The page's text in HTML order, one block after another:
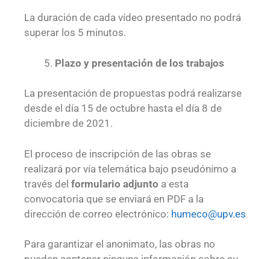
La duración de cada vídeo presentado no podrá
superar los 5 minutos.
Plazo y presentación de los trabajos
La presentación de propuestas podrá realizarse
desde el día 15 de octubre hasta el día 8 de
diciembre de 2021.
El proceso de inscripción de las obras se
realizará por vía telemática bajo pseudónimo a
través del formulario adjunto a esta
convocatoria que se enviará en PDF a la
dirección de correo electrónico: humeco@upv.es
Para garantizar el anonimato, las obras no